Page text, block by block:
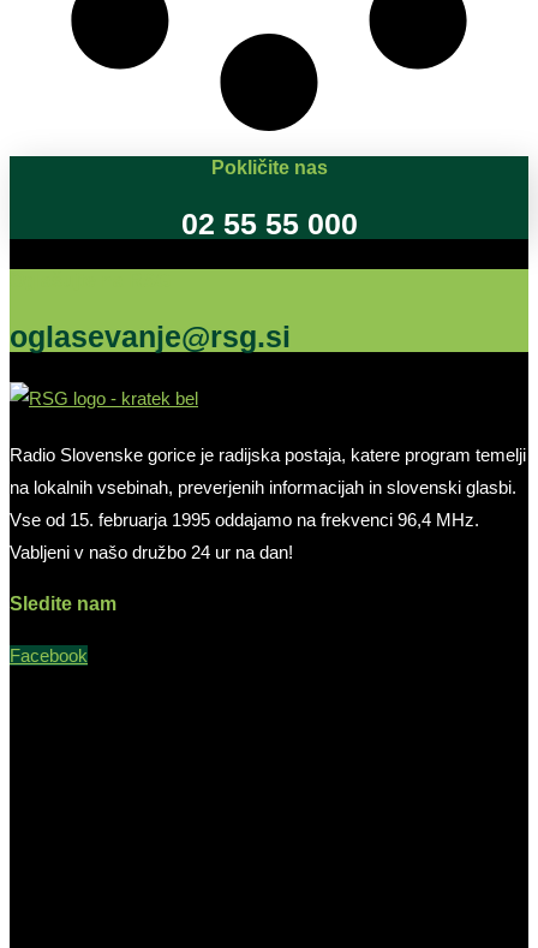
Pokličite nas
02 55 55 000
oglasevanje@rsg.si
Radio Slovenske gorice je radijska postaja, katere program temelji
na lokalnih vsebinah, preverjenih informacijah in slovenski glasbi.
Vse od 15. februarja 1995 oddajamo na frekvenci 96,4 MHz.
Vabljeni v našo družbo 24 ur na dan!
Sledite nam
Facebook